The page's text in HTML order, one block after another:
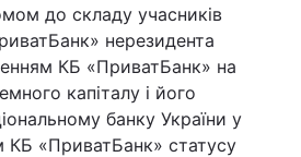
до складу учасників
нерезидента
КБ «ПриватБанк» на
капіталу і його
банку України у
КБ «ПриватБанк» статусу